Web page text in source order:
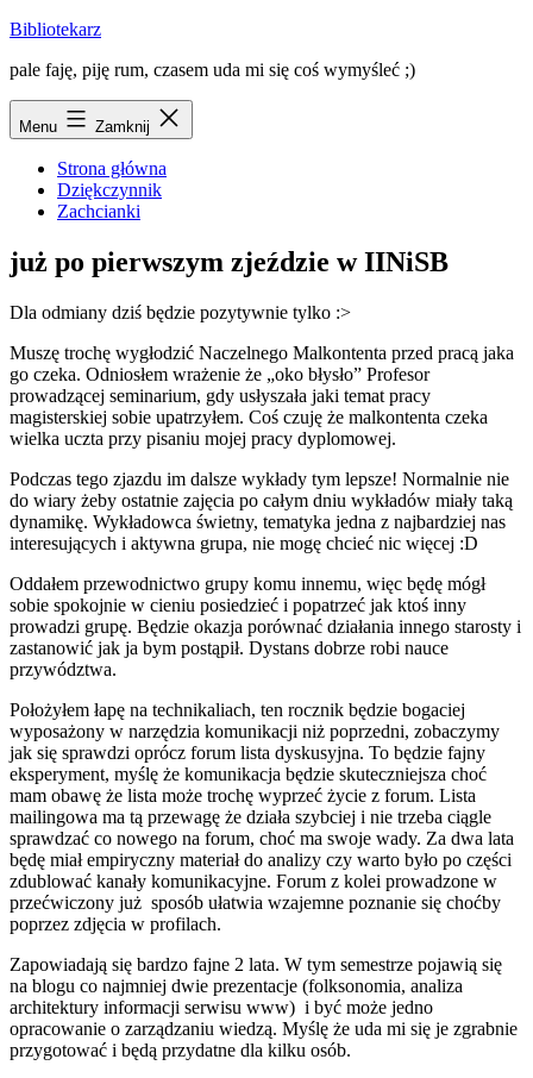
Przejdź
treści
Bibliotekarz
pale faję, piję rum, czasem uda mi się coś wymyśleć ;)
Menu Zamknij
Strona główna
Dziękczynnik
Zachcianki
już po pierwszym zjeździe w IINiSB
Dla odmiany dziś będzie pozytywnie tylko :>
Muszę trochę wygłodzić Naczelnego Malkontenta przed pracą jaka
go czeka. Odniosłem wrażenie że „oko błysło” Profesor
prowadzącej seminarium, gdy usłyszała jaki temat pracy
magisterskiej sobie upatrzyłem. Coś czuję że malkontenta czeka
wielka uczta przy pisaniu mojej pracy dyplomowej.
Podczas tego zjazdu im dalsze wykłady tym lepsze! Normalnie nie
do wiary żeby ostatnie zajęcia po całym dniu wykładów miały taką
dynamikę. Wykładowca świetny, tematyka jedna z najbardziej nas
interesujących i aktywna grupa, nie mogę chcieć nic więcej :D
Oddałem przewodnictwo grupy komu innemu, więc będę mógł
sobie spokojnie w cieniu posiedzieć i popatrzeć jak ktoś inny
prowadzi grupę. Będzie okazja porównać działania innego starosty i
zastanowić jak ja bym postąpił. Dystans dobrze robi nauce
przywództwa.
Położyłem łapę na technikaliach, ten rocznik będzie bogaciej
wyposażony w narzędzia komunikacji niż poprzedni, zobaczymy
jak się sprawdzi oprócz forum lista dyskusyjna. To będzie fajny
eksperyment, myślę że komunikacja będzie skuteczniejsza choć
mam obawę że lista może trochę wyprzeć życie z forum. Lista
mailingowa ma tą przewagę że działa szybciej i nie trzeba ciągle
sprawdzać co nowego na forum, choć ma swoje wady. Za dwa lata
będę miał empiryczny materiał do analizy czy warto było po części
zdublować kanały komunikacyjne. Forum z kolei prowadzone w
przećwiczony już sposób ułatwia wzajemne poznanie się choćby
poprzez zdjęcia w profilach.
Zapowiadają się bardzo fajne 2 lata. W tym semestrze pojawią się
na blogu co najmniej dwie prezentacje (folksonomia, analiza
architektury informacji serwisu www) i być może jedno
opracowanie o zarządzaniu wiedzą. Myślę że uda mi się je zgrabnie
przygotować i będą przydatne dla kilku osób.